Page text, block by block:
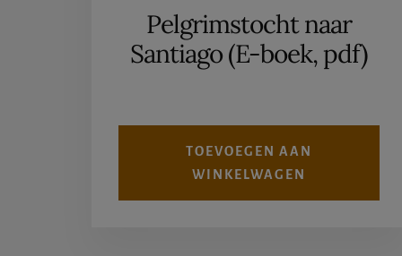
prijs
was:
€15,95.
is:
€7,95.
Pelgrimstocht naar
Santiago (E-boek, pdf)
TOEVOEGEN AAN
WINKELWAGEN